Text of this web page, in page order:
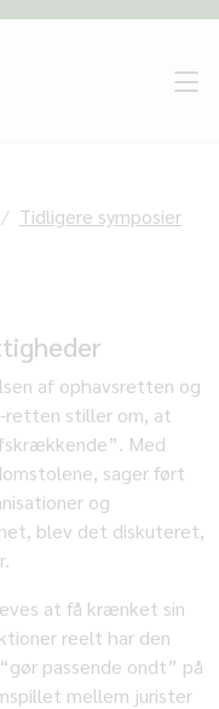
Tidligere symposier
af ophavsretten og
retten stiller om, at
Med
sager ført
og
, blev det diskuteret,
at få krænket sin
reelt har den
passende ondt” på
mellem jurister